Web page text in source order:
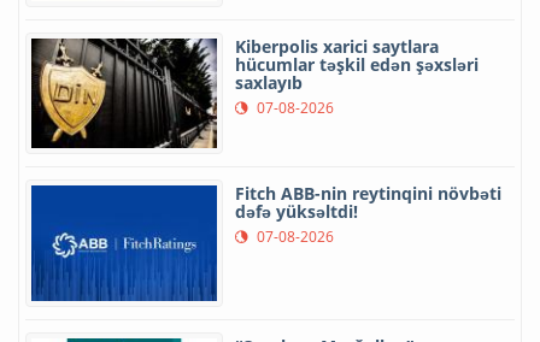
Kiberpolis xarici saytlara
hücumlar təşkil edən şəxsləri
saxlayıb
07-08-2026
Fitch ABB-nin reytinqini növbəti
dəfə yüksəltdi!
07-08-2026